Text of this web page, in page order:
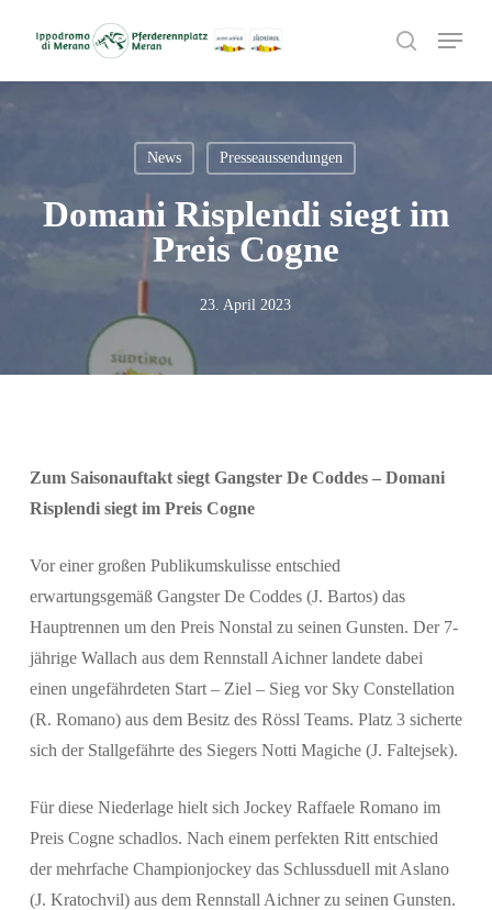
search
Menu
Suchen
News Presseaussendungen
Domani Risplendi siegt im
Preis Cogne
23. April 2023
Zum Saisonauftakt siegt Gangster De Coddes – Domani
Risplendi siegt im Preis Cogne
Vor einer großen Publikumskulisse entschied
erwartungsgemäß Gangster De Coddes (J. Bartos) das
Hauptrennen um den Preis Nonstal zu seinen Gunsten. Der 7-
jährige Wallach aus dem Rennstall Aichner landete dabei
einen ungefährdeten Start – Ziel – Sieg vor Sky Constellation
(R. Romano) aus dem Besitz des Rössl Teams. Platz 3 sicherte
sich der Stallgefährte des Siegers Notti Magiche (J. Faltejsek).
Für diese Niederlage hielt sich Jockey Raffaele Romano im
Preis Cogne schadlos. Nach einem perfekten Ritt entschied
der mehrfache Championjockey das Schlussduell mit Aslano
(J. Kratochvil) aus dem Rennstall Aichner zu seinen Gunsten.